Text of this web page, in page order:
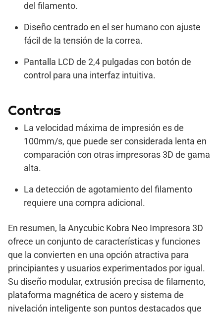
del filamento.
Diseño centrado en el ser humano con ajuste
fácil de la tensión de la correa.
Pantalla LCD de 2,4 pulgadas con botón de
control para una interfaz intuitiva.
Contras
La velocidad máxima de impresión es de
100mm/s, que puede ser considerada lenta en
comparación con otras impresoras 3D de gama
alta.
La detección de agotamiento del filamento
requiere una compra adicional.
En resumen, la Anycubic Kobra Neo Impresora 3D
ofrece un conjunto de características y funciones
que la convierten en una opción atractiva para
principiantes y usuarios experimentados por igual.
Su diseño modular, extrusión precisa de filamento,
plataforma magnética de acero y sistema de
nivelación inteligente son puntos destacados que